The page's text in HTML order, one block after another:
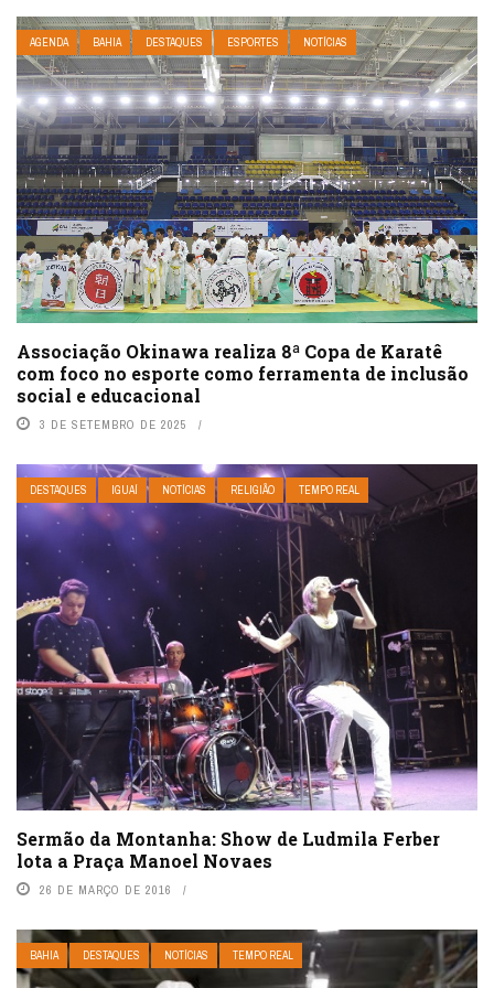
AGENDA BAHIA DESTAQUES ESPORTES NOTÍCIAS
Associação Okinawa realiza 8ª Copa de Karatê
com foco no esporte como ferramenta de inclusão
social e educacional
3 DE SETEMBRO DE 2025
DESTAQUES IGUAÍ NOTÍCIAS RELIGIÃO TEMPO REAL
Sermão da Montanha: Show de Ludmila Ferber
lota a Praça Manoel Novaes
26 DE MARÇO DE 2016
BAHIA DESTAQUES NOTÍCIAS TEMPO REAL